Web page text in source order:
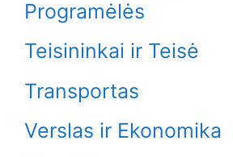
Programėlės
Teisininkai ir Teisė
Transportas
Verslas ir Ekonomika